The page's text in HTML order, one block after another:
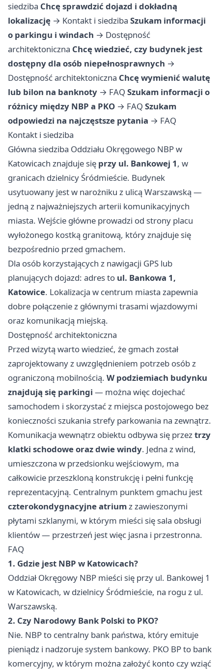
siedziba Chcę sprawdzić dojazd i dokładną
lokalizację → Kontakt i siedziba Szukam informacji
o parkingu i windach → Dostępność
architektoniczna Chcę wiedzieć, czy budynek jest
dostępny dla osób niepełnosprawnych →
Dostępność architektoniczna Chcę wymienić walutę
lub bilon na banknoty → FAQ Szukam informacji o
różnicy między NBP a PKO → FAQ Szukam
odpowiedzi na najczęstsze pytania → FAQ
Kontakt i siedziba
Główna siedziba Oddziału Okręgowego NBP w
Katowicach znajduje się przy ul. Bankowej 1, w
granicach dzielnicy Śródmieście. Budynek
usytuowany jest w narożniku z ulicą Warszawską —
jedną z najważniejszych arterii komunikacyjnych
miasta. Wejście główne prowadzi od strony placu
wyłożonego kostką granitową, który znajduje się
bezpośrednio przed gmachem.
Dla osób korzystających z nawigacji GPS lub
planujących dojazd: adres to ul. Bankowa 1,
Katowice. Lokalizacja w centrum miasta zapewnia
dobre połączenie z głównymi trasami wjazdowymi
oraz komunikacją miejską.
Dostępność architektoniczna
Przed wizytą warto wiedzieć, że gmach został
zaprojektowany z uwzględnieniem potrzeb osób z
ograniczoną mobilnością. W podziemiach budynku
znajdują się parkingi — można więc dojechać
samochodem i skorzystać z miejsca postojowego bez
konieczności szukania strefy parkowania na zewnątrz.
Komunikacja wewnątrz obiektu odbywa się przeztrzy
klatki schodowe oraz dwie windy. Jedna z wind,
umieszczona w przedsionku wejściowym, ma
całkowicie przeszkloną konstrukcję i pełni funkcję
reprezentacyjną. Centralnym punktem gmachu jest
czterokondygnacyjne atriumz zawieszonymi
płytami szklanymi, w którym mieści się sala obsługi
klientów — przestrzeń jest więc jasna i przestronna.
FAQ
1. Gdzie jest NBP w Katowicach?
Oddział Okręgowy NBP mieści się przy ul. Bankowej 1
w Katowicach, w dzielnicy Śródmieście, na rogu z ul.
Warszawską.
2. Czy Narodowy Bank Polski to PKO?
Nie. NBP to centralny bank państwa, który emituje
pieniądz i nadzoruje system bankowy. PKO BP to bank
komercyjny, w którym można założyć konto czy wziąć